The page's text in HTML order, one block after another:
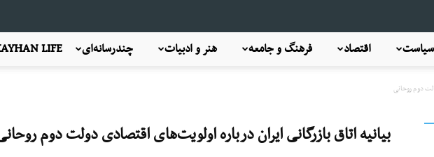
KayhanLondon
کیهان
LIFE چندرسانه‌ای هنر و ادبیات فرهنگ و جامعه اقتصاد سیاست
دوم روحانی
بیانیه اتاق بازرگانی ایران درباره اولویت‌های اقتصادی دولت دوم